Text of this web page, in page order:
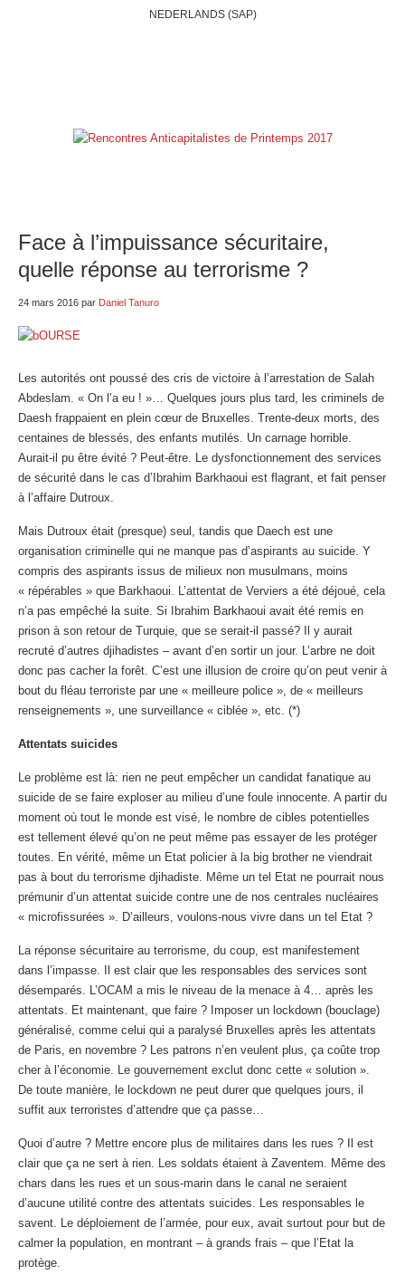
NEDERLANDS (SAP)
Face à l’impuissance sécuritaire,
quelle réponse au terrorisme ?
24 mars 2016 par Daniel Tanuro
Les autorités ont poussé des cris de victoire à l’arrestation de Salah
Abdeslam. « On l’a eu ! »… Quelques jours plus tard, les criminels de
Daesh frappaient en plein cœur de Bruxelles. Trente-deux morts, des
centaines de blessés, des enfants mutilés. Un carnage horrible.
Aurait-il pu être évité ? Peut-être. Le dysfonctionnement des services
de sécurité dans le cas d’Ibrahim Barkhaoui est flagrant, et fait penser
à l’affaire Dutroux.
Mais Dutroux était (presque) seul, tandis que Daech est une
organisation criminelle qui ne manque pas d’aspirants au suicide. Y
compris des aspirants issus de milieux non musulmans, moins
« répérables » que Barkhaoui. L’attentat de Verviers a été déjoué, cela
n’a pas empêché la suite. Si Ibrahim Barkhaoui avait été remis en
prison à son retour de Turquie, que se serait-il passé? Il y aurait
recruté d’autres djihadistes – avant d’en sortir un jour. L’arbre ne doit
donc pas cacher la forêt. C’est une illusion de croire qu’on peut venir à
bout du fléau terroriste par une « meilleure police », de « meilleurs
renseignements », une surveillance « ciblée », etc. (*)
Attentats suicides
Le problème est là: rien ne peut empêcher un candidat fanatique au
suicide de se faire exploser au milieu d’une foule innocente. A partir du
moment où tout le monde est visé, le nombre de cibles potentielles
est tellement élevé qu’on ne peut même pas essayer de les protéger
toutes. En vérité, même un Etat policier à la big brother ne viendrait
pas à bout du terrorisme djihadiste. Même un tel Etat ne pourrait nous
prémunir d’un attentat suicide contre une de nos centrales nucléaires
« microfissurées ». D’ailleurs, voulons-nous vivre dans un tel Etat ?
La réponse sécuritaire au terrorisme, du coup, est manifestement
dans l’impasse. Il est clair que les responsables des services sont
désemparés. L’OCAM a mis le niveau de la menace à 4… après les
attentats. Et maintenant, que faire ? Imposer un lockdown (bouclage)
généralisé, comme celui qui a paralysé Bruxelles après les attentats
de Paris, en novembre ? Les patrons n’en veulent plus, ça coûte trop
cher à l’économie. Le gouvernement exclut donc cette « solution ».
De toute manière, le lockdown ne peut durer que quelques jours, il
suffit aux terroristes d’attendre que ça passe…
Quoi d’autre ? Mettre encore plus de militaires dans les rues ? Il est
clair que ça ne sert à rien. Les soldats étaient à Zaventem. Même des
chars dans les rues et un sous-marin dans le canal ne seraient
d’aucune utilité contre des attentats suicides. Les responsables le
savent. Le déploiement de l’armée, pour eux, avait surtout pour but de
calmer la population, en montrant – à grands frais – que l’Etat la
protège.